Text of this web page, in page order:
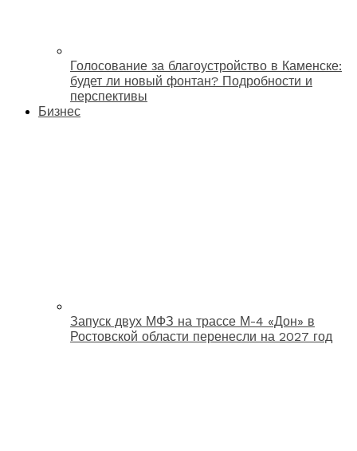
Голосование за благоустройство в Каменске:
будет ли новый фонтан? Подробности и
перспективы
Бизнес
Запуск двух МФЗ на трассе М-4 «Дон» в
Ростовской области перенесли на 2027 год